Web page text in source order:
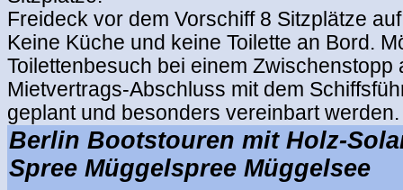
Freideck vor dem Vorschiff 8 Sitzplätze
Keine Küche und keine Toilette an Bord.
Toilettenbesuch bei einem Zwischenstopp
Mietvertrags-Abschluss mit dem
geplant und besonders vereinbart werden.
Berlin Bootstouren mit Holz-
Spree Müggelspree Müggelsee